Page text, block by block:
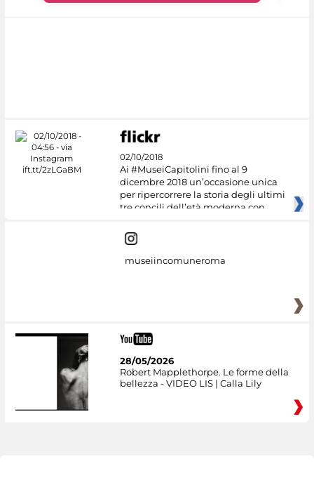
02/10/2018
Ai #MuseiCapitolini fino al 9
dicembre 2018 un’occasione unica
per ripercorrere la storia degli ultimi
tre concili dell’età moderna con
museiincomuneroma
28/05/2026
Robert Mapplethorpe. Le forme della
bellezza - VIDEO LIS | Calla Lily